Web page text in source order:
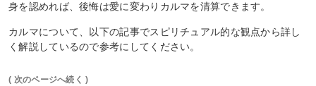
身を認めれば、後悔は愛に変わりカルマを清算できます。
カルマについて、以下の記事でスピリチュアル的な観点から詳し
く解説しているので参考にしてください。
( 次のページへ続く )